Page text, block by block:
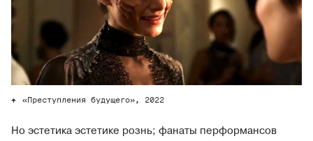
«Преступления будущего», 2022
Но эстетика эстетике рознь; фанаты перформансов